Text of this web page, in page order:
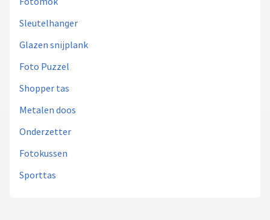
Sleutelhanger
Glazen snijplank
Foto Puzzel
Shopper tas
Metalen doos
Onderzetter
Fotokussen
Sporttas